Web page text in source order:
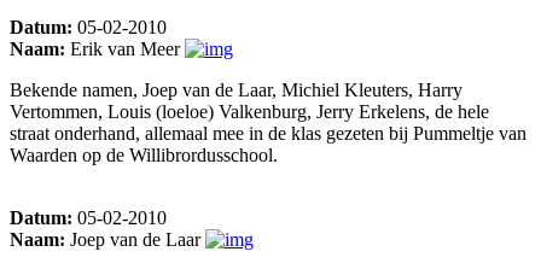
Datum: 05-02-2010
Naam: Erik van Meer
Bekende namen, Joep van de Laar, Michiel Kleuters, Harry
Vertommen, Louis (loeloe) Valkenburg, Jerry Erkelens, de hele
straat onderhand, allemaal mee in de klas gezeten bij Pummeltje van
Waarden op de Willibrordusschool.
Datum: 05-02-2010
Naam: Joep van de Laar